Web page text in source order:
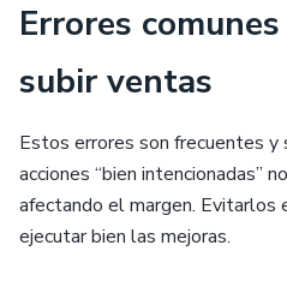
Errores
subir ventas
Estos errores son frecuentes y
acciones “bien intencionadas”
afectando el margen. Evitarlos
ejecutar bien las mejoras.